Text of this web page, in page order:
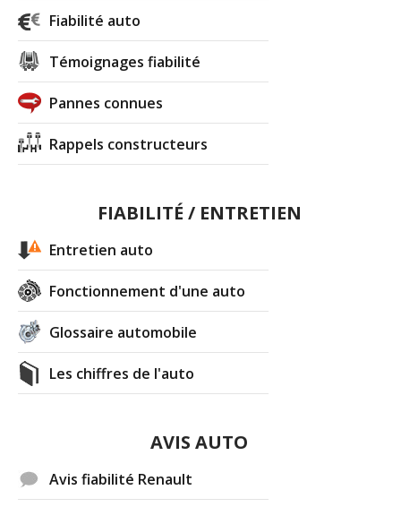
Fiabilité auto
Témoignages fiabilité
Pannes connues
Rappels constructeurs
FIABILITÉ / ENTRETIEN
Entretien auto
Fonctionnement d'une auto
Glossaire automobile
Les chiffres de l'auto
AVIS AUTO
Avis fiabilité Renault